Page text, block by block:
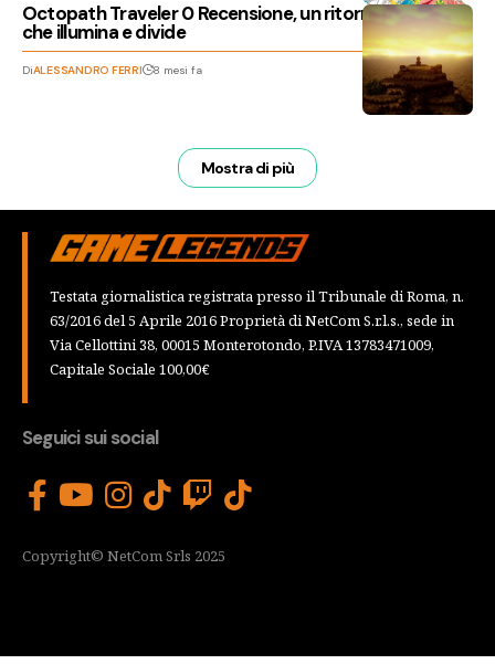
Octopath Traveler 0 Recensione, un ritorno alle origini
che illumina e divide
DiALESSANDRO FERRI 8 mesi fa
Mostra di più
Testata giornalistica registrata presso il Tribunale di Roma, n.
63/2016 del 5 Aprile 2016 Proprietà di NetCom S.r.l.s., sede in
Via Cellottini 38, 00015 Monterotondo, P.IVA 13783471009,
Capitale Sociale 100,00€
Seguici sui social
Copyright© NetCom Srls 2025